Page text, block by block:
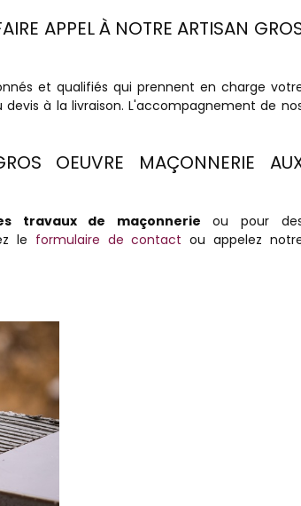
APPEL À NOTRE ARTISAN
et qualifiés qui prennent en charge
devis à la livraison. L'accompagnement de
OEUVRE MAÇONNERIE
travaux de maçonnerie ou pour
le formulaire de contact ou appelez